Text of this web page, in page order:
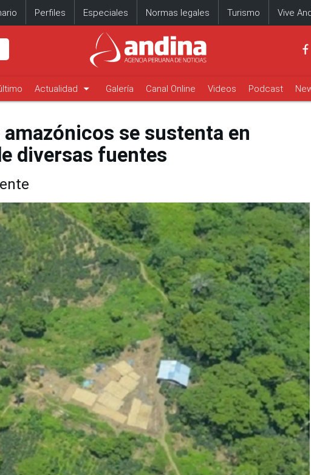
Perfiles Especiales Normas legales Turismo Vive
Actualidad arrow_drop_down Galería Canal Online Videos Podcast
se sustenta en
diversas fuentes